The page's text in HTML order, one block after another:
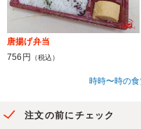
唐揚げ弁当
756円
（税込）
時時〜時の
注文の前にチェック